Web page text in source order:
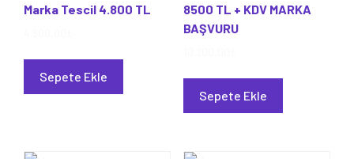
Marka Tescil 4.800 TL
Sepete Ekle
8500 TL + KDV MARKA
BAŞVURU
Sepete Ekle